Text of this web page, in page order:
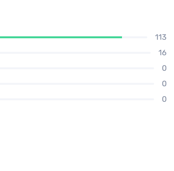
113
16
0
0
0